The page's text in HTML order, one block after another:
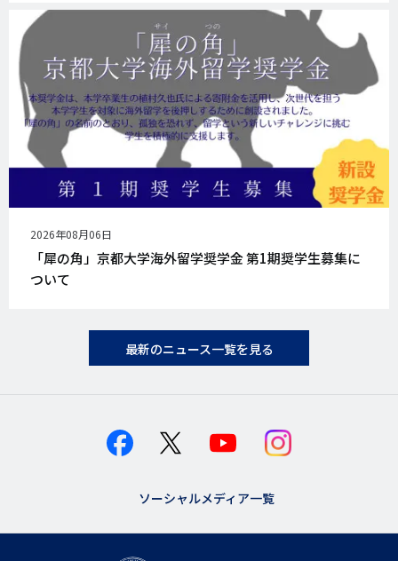
公
開
2026年08月06日
「犀の角」京都大学海外留学奨学金 第1期奨学生募集に
ついて
最新のニュース一覧を見る
ソーシャルメディア一覧